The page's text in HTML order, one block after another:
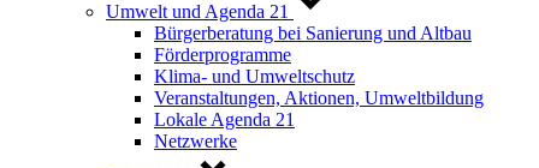
Umwelt und Agenda 21
Bürgerberatung bei Sanierung und Altbau
Förderprogramme
Klima- und Umweltschutz
Veranstaltungen, Aktionen, Umweltbildung
Lokale Agenda 21
Netzwerke